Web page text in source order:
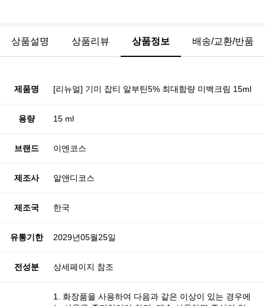
상품설명 상품리뷰 상품정보 배송/교환/반품
제품명 [리뉴얼] 기미 잡티 알부틴5% 최대함량 미백크림 15ml
용량 15 ml
브랜드 이엔코스
제조사 알앤디코스
제조국 한국
유통기한 2029년05월25일
전성분 상세페이지 참조
1. 화장품을 사용하여 다음과 같은 이상이 있는 경우에